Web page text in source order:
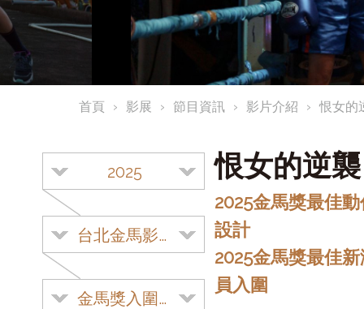
首頁 影展 節目資訊 影片介紹 恨女的
2025
台北金馬影展
金馬獎入圍影片
恨女的逆
2025金馬獎最佳
設計
2025金馬獎最佳
員入圍